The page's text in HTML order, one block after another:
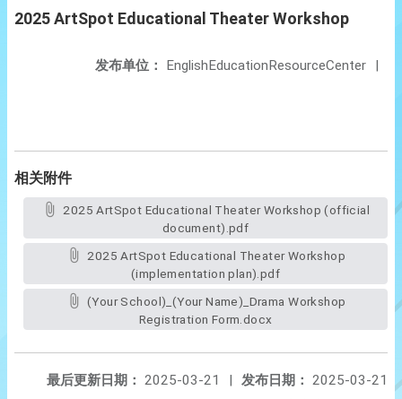
2025 ArtSpot Educational Theater Workshop
发布单位： EnglishEducationResourceCenter |
相关附件
document).pdf
(implementation plan).pdf
(Your School)_(Your Name)_Drama Workshop
Registration Form.docx
发布日期： 2025-03-21
最后更新日期： 2025-03-21
|